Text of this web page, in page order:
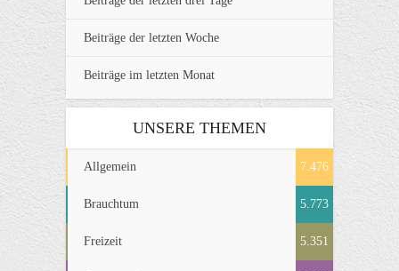
Beiträge der letzten Woche
Beiträge im letzten Monat
UNSERE THEMEN
Allgemein 7.476
Brauchtum 5.773
Freizeit 5.351